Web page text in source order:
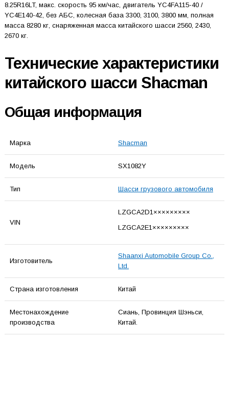
8.25R16LT, макс. скорость 95 км/час, двигатель YC4FA115-40 /
YC4E140-42, без АБС, колесная база 3300, 3100, 3800 мм, полная
масса 8280 кг, снаряженная масса китайского шасси 2560, 2430,
2670 кг.
Технические характеристики
китайского шасси Shacman
Общая информация
Марка Shacman
Модель SX1082Y
Тип Шасси грузового автомобиля
VIN
LZGCA2D1×××××××××
LZGCA2E1×××××××××
Изготовитель
Shaanxi Automobile Group Co.,
Ltd.
Страна изготовления Китай
Местонахождение
производства
Сиань, Провинция Шэньси,
Китай.